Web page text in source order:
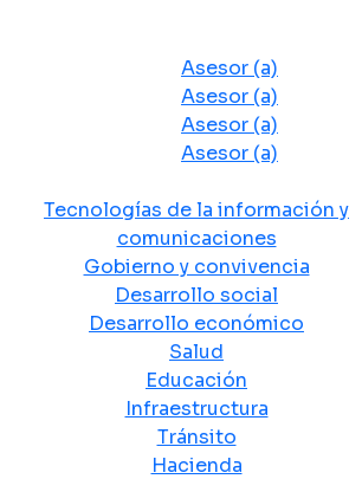
Asesor (a)
Asesor (a)
Asesor (a)
Asesor (a)
Tecnologías de la información y
comunicaciones
Gobierno y convivencia
Desarrollo social
Desarrollo económico
Salud
Educación
Infraestructura
Tránsito
Hacienda